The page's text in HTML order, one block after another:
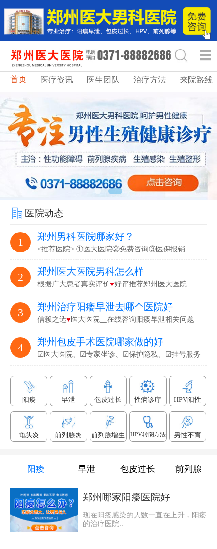
首页 医疗资讯 医生团队 治疗方法 来院路线
医院动态
1 郑州男科医院哪家好？
<推荐医院> ①医大医院②免费咨询③医保报销
2 郑州医大医院男科怎么样
根据广大患者真实评价♥好评推荐郑州医大医院
3 郑州治疗阳痿早泄去哪个医院好
信赖之选♥医大医院▁在线咨询阳痿早泄相关问题
4 郑州包皮手术医院哪家做的好
☑医大医院、☑专家坐诊、☑保护隐私、☑挂号服务
阳痿 早泄 包皮过长 性病诊疗 HPV阳性
龟头炎 前列腺炎 前列腺增生 HPV转阴方法 男性不育
阳痿 早泄 包皮过长 前列腺
郑州哪家阳痿医院好
现在阳痿感染的人数一直在上升，阳痿
的治疗医院...